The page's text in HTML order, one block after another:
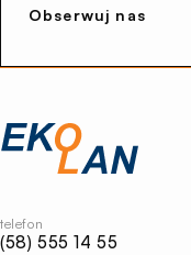
Obserwuj nas
na
telefon
(58) 555 14 55